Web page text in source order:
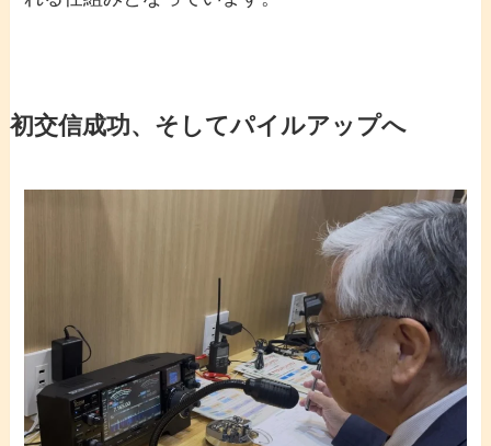
初交信成功、そしてパイルアップへ